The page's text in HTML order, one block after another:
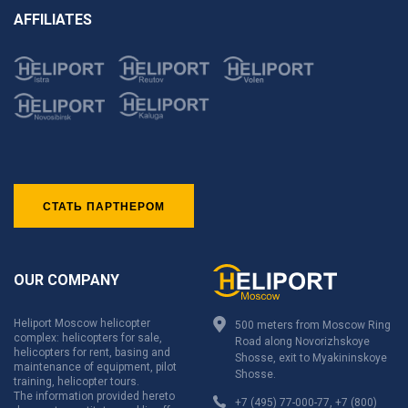
AFFILIATES
СТАТЬ ПАРТНЕРОМ
OUR COMPANY
Heliport Moscow helicopter
complex: helicopters for sale,
helicopters for rent, basing and
maintenance of equipment, pilot
training, helicopter tours.
The information provided hereto
500 meters from Moscow Ring
Road along Novorizhskoye
Shosse, exit to Myakininskoye
Shosse.
+7 (495) 77-000-77, +7 (800)